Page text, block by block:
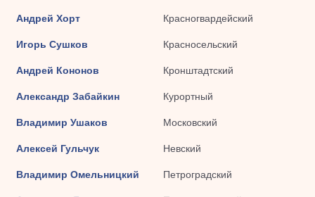
Андрей Хорт Красногвардейский
Игорь Сушков Красносельский
Андрей Кононов Кронштадтский
Александр Забайкин Курортный
Владимир Ушаков Московский
Алексей Гульчук Невский
Владимир Омельницкий Петроградский